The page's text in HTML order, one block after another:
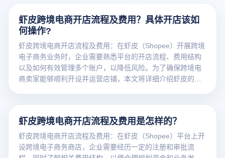
虾皮跨境电商开店流程及费用？具体开店该如
何操作?
虾皮跨境电商开店流程及费用：在虾皮（Shopee）开展跨境
电子商务业务时，企业需要熟悉平台的开店流程、费用结构
以及如何有效管理多个账户，以降低风险。为了确保跨境电
商卖家能够顺利开设并运营店铺，本文将详细介绍虾皮的开
虾皮跨境电商开店流程及费用是怎样的？
虾皮跨境电商开店流程及费用：在虾皮（Shopee）平台上开
设跨境电子商务商店，企业需要经历一定的注册和审批流